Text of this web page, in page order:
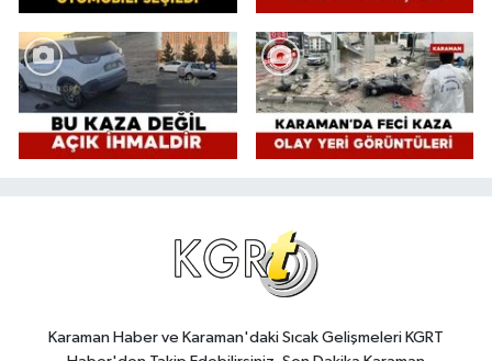
Karaman Haber ve Karaman'daki Sıcak Gelişmeleri KGRT